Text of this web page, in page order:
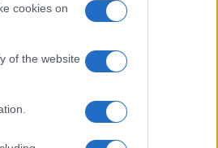
cookies on
of the website